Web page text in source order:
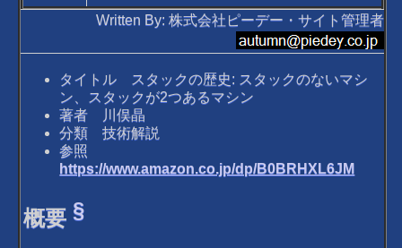
Written By: 株式会社ピーデー・サイト管理者
タイトル スタックの歴史: スタックのないマシ
ン、スタックが2つあるマシン
著者 川俣晶
分類 技術解説
参照
https://www.amazon.co.jp/dp/B0BRHXL6JM
概要§